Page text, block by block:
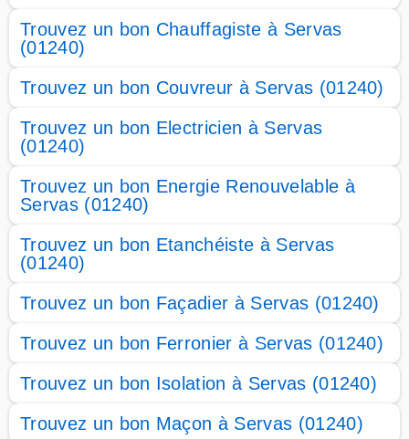
Trouvez un bon Chauffagiste à Servas
(01240)
Trouvez un bon Couvreur à Servas (01240)
Trouvez un bon Electricien à Servas
(01240)
Trouvez un bon Energie Renouvelable à
Servas (01240)
Trouvez un bon Etanchéiste à Servas
(01240)
Trouvez un bon Façadier à Servas (01240)
Trouvez un bon Ferronier à Servas (01240)
Trouvez un bon Isolation à Servas (01240)
Trouvez un bon Maçon à Servas (01240)